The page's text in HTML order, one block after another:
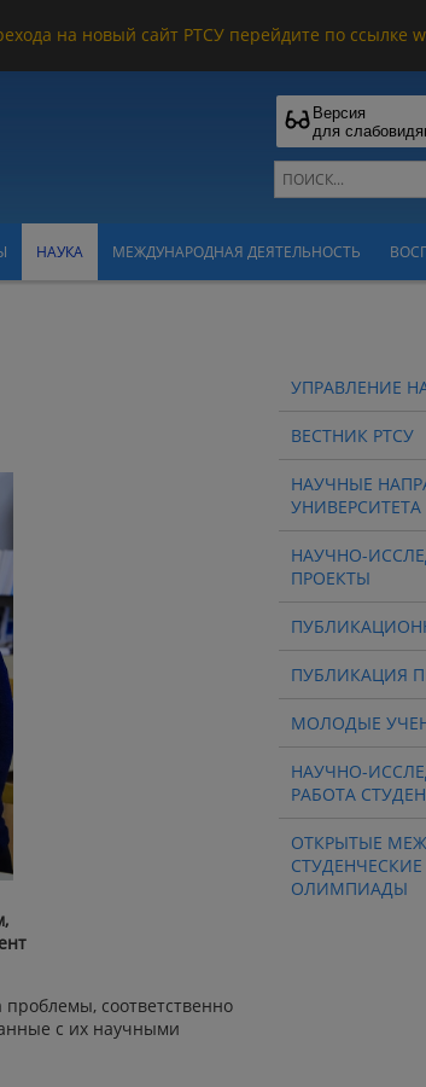
на новый сайт РТСУ перейдите по ссылке
Версия
для
НАУКА МЕЖДУНАРОДНАЯ ДЕЯТЕЛЬНОСТЬ
соответственно
с их научными
УПРАВЛЕНИЕ
ВЕСТНИК РТСУ
НАУЧНЫЕ
УНИВЕРСИТЕТА
НАУЧНО-
ПРОЕКТЫ
ПУБЛИКАЦИЯ
МОЛОДЫЕ
НАУЧНО-
РАБОТА
ОТКРЫТЫЕ
ОЛИМПИАДЫ